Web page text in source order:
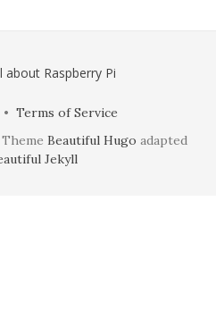
about Raspberry Pi
Terms of Service
Beautiful Hugo adapted
Jekyll